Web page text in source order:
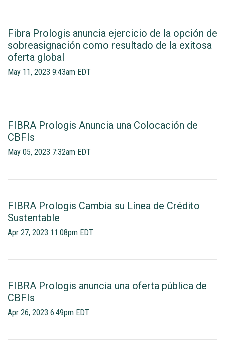
Fibra Prologis anuncia ejercicio de la opción de
sobreasignación como resultado de la exitosa
oferta global
May 11, 2023 9:43am EDT
FIBRA Prologis Anuncia una Colocación de
CBFIs
May 05, 2023 7:32am EDT
FIBRA Prologis Cambia su Línea de Crédito
Sustentable
Apr 27, 2023 11:08pm EDT
FIBRA Prologis anuncia una oferta pública de
CBFIs
Apr 26, 2023 6:49pm EDT